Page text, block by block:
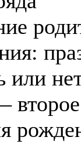
или